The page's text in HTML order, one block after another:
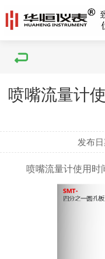
喷嘴流量计
发布日
喷嘴流量计使用时